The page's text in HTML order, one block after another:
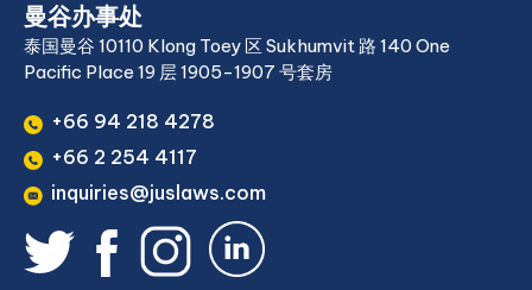
曼谷办事处
泰国曼谷 10110 Klong Toey 区 Sukhumvit 路 140 One
Pacific Place 19 层 1905-1907 号套房
+66 94 218 4278
+66 2 254 4117
inquiries@juslaws.com